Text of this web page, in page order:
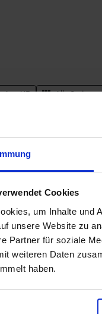
Cookies
um Inhalte und
unsere Website zu
Partner für soziale
weiteren Daten
haben.
Ava UP Alle Serien